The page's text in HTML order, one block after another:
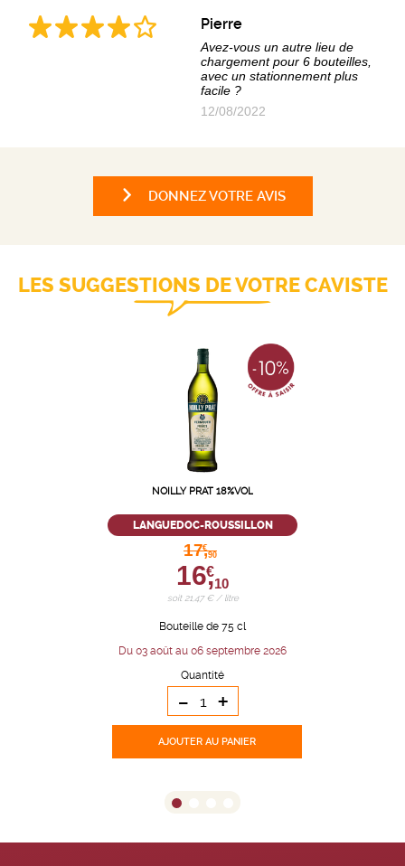
Pierre
Avez-vous un autre lieu de
chargement pour 6 bouteilles,
avec un stationnement plus
facile ?
12/08/2022
DONNEZ VOTRE AVIS
LES SUGGESTIONS DE VOTRE CAVISTE
NOILLY PRAT 18%VOL
LANGUEDOC-ROUSSILLON
17,
€
90
16,
€
10
soit 21,47 € / litre
Bouteille de 75 cl
Du 03 août au 06 septembre 2026
Quantité
- +
AJOUTER AU PANIER